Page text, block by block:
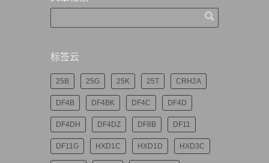
标签云
25B 25G 25K 25T CRH2A
DF4B DF4BK DF4C DF4D
DF4DH DF4DZ DF8B DF11
DF11G HXD1C HXD1D HXD3C